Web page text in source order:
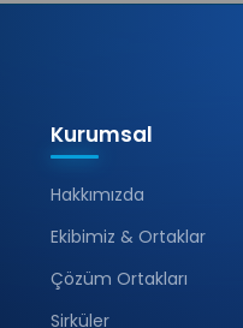
Kurumsal
Hakkımızda
Ekibimiz & Ortaklar
Çözüm Ortakları
Sirküler